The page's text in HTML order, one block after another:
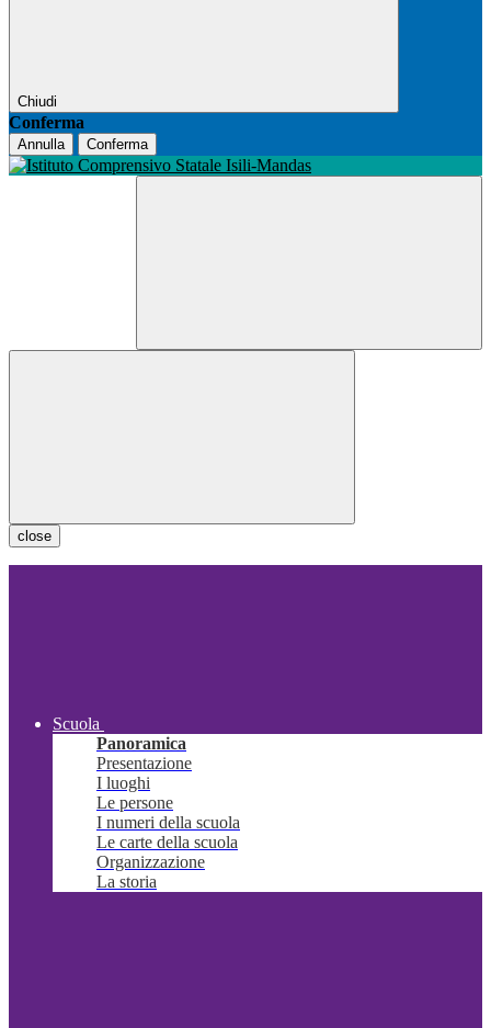
Chiudi
Conferma
Annulla Conferma
close
Scuola
Panoramica
Presentazione
I luoghi
Le persone
I numeri della scuola
Le carte della scuola
Organizzazione
La storia